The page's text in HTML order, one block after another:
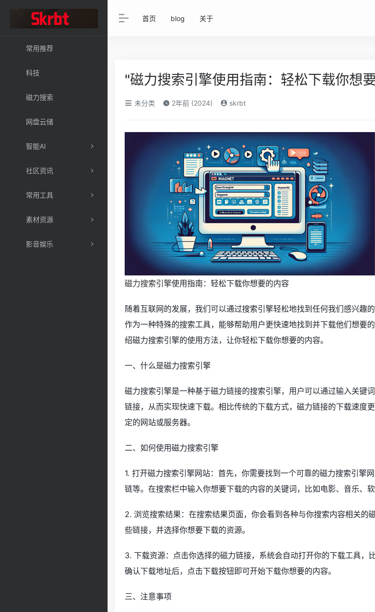
常用推荐
科技
磁力搜索
网盘云储
智能AI
社区资讯
常用工具
素材资源
影音娱乐
首页 blog 关于
"磁力搜索引擎使用指南：轻松下载你想
未分类 2年前 (2024) skrbt
磁力搜索引擎使用指南：轻松下载你想要的内容
随着互联网的发展，我们可以通过搜索引擎轻松地找到任何我们感兴趣
作为一种特殊的搜索工具，能够帮助用户更快速地找到并下载他们想要
绍磁力搜索引擎的使用方法，让你轻松下载你想要的内容。
一、什么是磁力搜索引擎
磁力搜索引擎是一种基于磁力链接的搜索引擎，用户可以通过输入关键
链接，从而实现快速下载。相比传统的下载方式，磁力链接的下载速度
定的网站或服务器。
二、如何使用磁力搜索引擎
1. 打开磁力搜索引擎网站：首先，你需要找到一个可靠的磁力搜索引擎
链等。在搜索栏中输入你想要下载的内容的关键词，比如电影、音乐、软
2. 浏览搜索结果：在搜索结果页面，你会看到各种与你搜索内容相关的
些链接，并选择你想要下载的资源。
3. 下载资源：点击你选择的磁力链接，系统会自动打开你的下载工具，
确认下载地址后，点击下载按钮即可开始下载你想要的内容。
三、注意事项